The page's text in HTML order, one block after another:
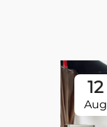
12
Aug